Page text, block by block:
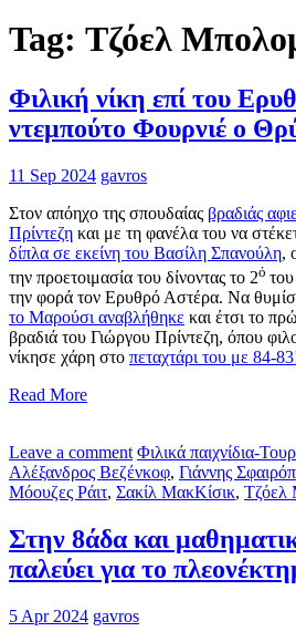
Tag: Τζόελ
Φιλική νίκη επί του
ντεμπούτο Φουρνιέ ο
11 Sep 2024 gavros
Στον απόηχο της σπουδαίας βραδιάς
Πρίντεζη και με τη φανέλα του να
δίπλα σε εκείνη του Βασίλη Σπανούλη,
την προετοιμασία του δίνοντας το 2ό
την φορά τον Ερυθρό Αστέρα. Να
το Μαρούσι αναβλήθηκε και έτσι το
βραδιά του Γιώργου Πρίντεζη, όπου
νίκησε χάρη στο πεταχτάρι του με 84-
Read More
Leave a comment Φιλικά παιχνίδια-
Αλέξανδρος Βεζένκοφ, Γιάννης
Μόουζες Ράιτ, Σακίλ ΜακΚίσικ, Τζόελ
Στην 8άδα και
παλεύει για το
5 Apr 2024 gavros